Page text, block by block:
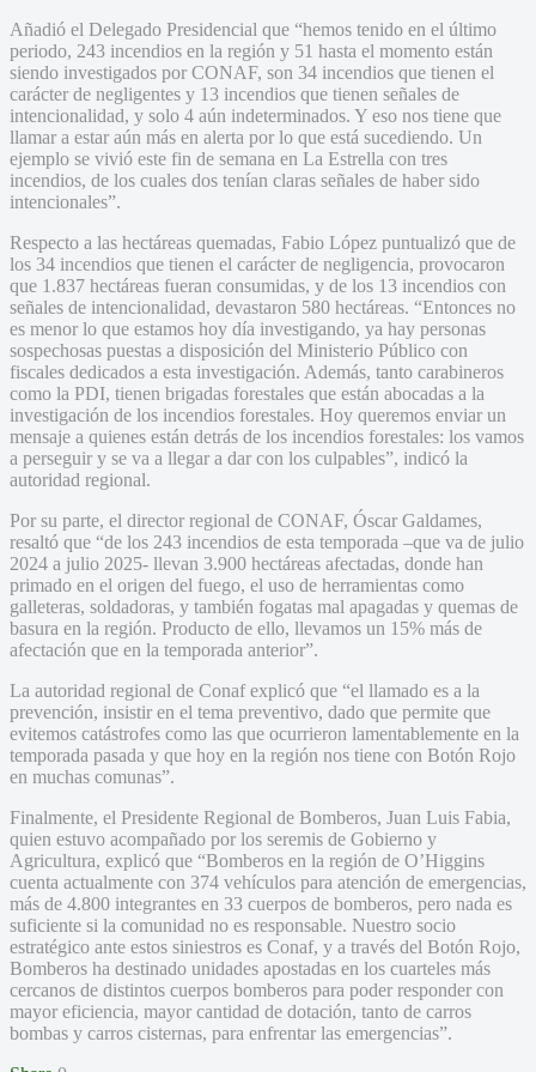
Añadió el Delegado Presidencial que “hemos tenido en el último
periodo, 243 incendios en la región y 51 hasta el momento están
siendo investigados por CONAF, son 34 incendios que tienen el
carácter de negligentes y 13 incendios que tienen señales de
intencionalidad, y solo 4 aún indeterminados. Y eso nos tiene que
llamar a estar aún más en alerta por lo que está sucediendo. Un
ejemplo se vivió este fin de semana en La Estrella con tres
incendios, de los cuales dos tenían claras señales de haber sido
intencionales”.
Respecto a las hectáreas quemadas, Fabio López puntualizó que de
los 34 incendios que tienen el carácter de negligencia, provocaron
que 1.837 hectáreas fueran consumidas, y de los 13 incendios con
señales de intencionalidad, devastaron 580 hectáreas. “Entonces no
es menor lo que estamos hoy día investigando, ya hay personas
sospechosas puestas a disposición del Ministerio Público con
fiscales dedicados a esta investigación. Además, tanto carabineros
como la PDI, tienen brigadas forestales que están abocadas a la
investigación de los incendios forestales. Hoy queremos enviar un
mensaje a quienes están detrás de los incendios forestales: los vamos
a perseguir y se va a llegar a dar con los culpables”, indicó la
autoridad regional.
Por su parte, el director regional de CONAF, Óscar Galdames,
resaltó que “de los 243 incendios de esta temporada –que va de julio
2024 a julio 2025- llevan 3.900 hectáreas afectadas, donde han
primado en el origen del fuego, el uso de herramientas como
galleteras, soldadoras, y también fogatas mal apagadas y quemas de
basura en la región. Producto de ello, llevamos un 15% más de
afectación que en la temporada anterior”.
La autoridad regional de Conaf explicó que “el llamado es a la
prevención, insistir en el tema preventivo, dado que permite que
evitemos catástrofes como las que ocurrieron lamentablemente en la
temporada pasada y que hoy en la región nos tiene con Botón Rojo
en muchas comunas”.
Finalmente, el Presidente Regional de Bomberos, Juan Luis Fabia,
quien estuvo acompañado por los seremis de Gobierno y
Agricultura, explicó que “Bomberos en la región de O’Higgins
cuenta actualmente con 374 vehículos para atención de emergencias,
más de 4.800 integrantes en 33 cuerpos de bomberos, pero nada es
suficiente si la comunidad no es responsable. Nuestro socio
estratégico ante estos siniestros es Conaf, y a través del Botón Rojo,
Bomberos ha destinado unidades apostadas en los cuarteles más
cercanos de distintos cuerpos bomberos para poder responder con
mayor eficiencia, mayor cantidad de dotación, tanto de carros
bombas y carros cisternas, para enfrentar las emergencias”.